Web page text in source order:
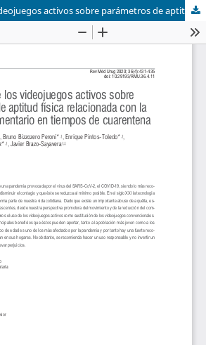
Beneficios de los videojuegos activos sobre parámetros de aptitud física relacionada con la salud